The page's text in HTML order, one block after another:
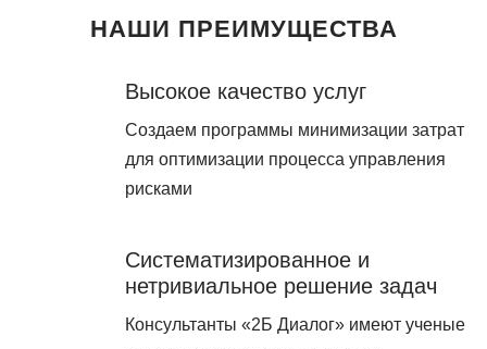
НАШИ ПРЕИМУЩЕСТВА
Высокое качество услуг
Создаем программы минимизации затрат
для оптимизации процесса управления
рисками
Систематизированное и
нетривиальное решение задач
Консультанты «2Б Диалог» имеют ученые